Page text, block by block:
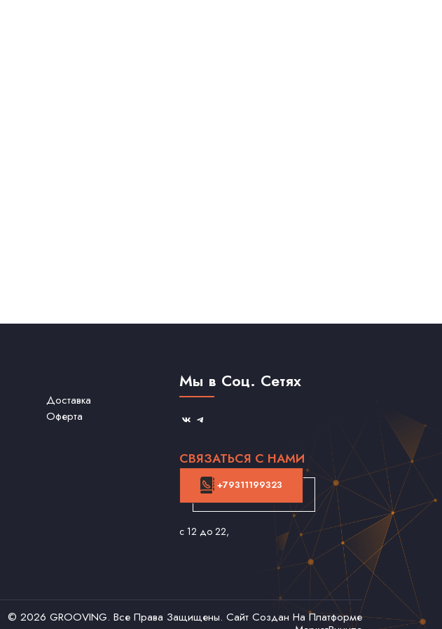
Доставка
Оферта
Мы в Соц. Сетях
СВЯЗАТЬСЯ С НАМИ
+79311199323
с 12 до 22,
© 2026 GROOVING. Все Права Защищены. Сайт Создан На Платформе